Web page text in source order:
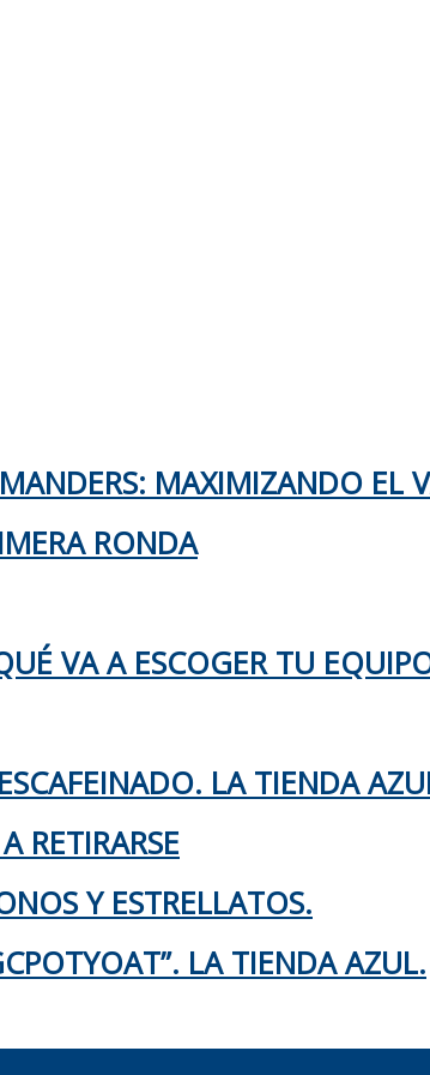
MAXIMIZANDO EL
RONDA
VA A ESCOGER TU
LA TIENDA
RETIRARSE
Y ESTRELLATOS.
LA TIENDA AZUL.